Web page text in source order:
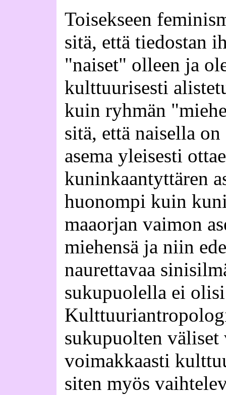
Toisekseen
sitä, että tiedostan
"naiset" olleen ja
kulttuurisesti
kuin ryhmän
sitä, että naisella
asema yleisesti
kuninkaantyttären
huonompi kuin
maaorjan vaimon
miehensä ja niin
naurettavaa
sukupuolella ei
sukupuolten
voimakkaasti
siten myös